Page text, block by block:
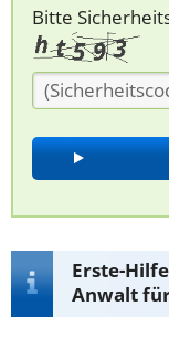
Bitte
Erste-
Anwalt